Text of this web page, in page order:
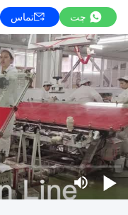
چت تماس